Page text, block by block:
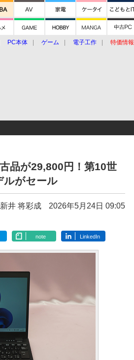
PC本体 ゲーム 電子工作 特価情報
品が29,800円！第10世
ルがセール
新井 将彩成 2026年5月24日 09:05
note LinkedIn